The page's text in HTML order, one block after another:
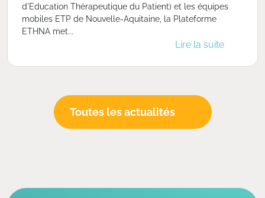
d'Education Thérapeutique du Patient) et les équipes
mobiles ETP de Nouvelle-Aquitaine, la Plateforme
ETHNA met...
Lire la suite
Toutes les actualités